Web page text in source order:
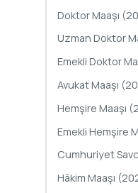
Doktor Maaşı
Uzman Doktor
Emekli Doktor
Avukat Maaşı
Hemşire Maaşı
Emekli Hemşire
Cumhuriyet
Hâkim Maaşı